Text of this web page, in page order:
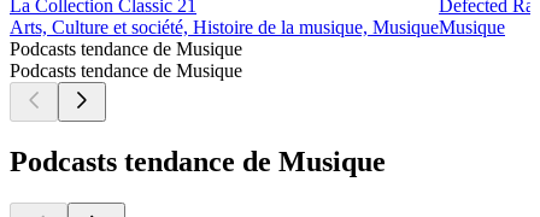
La Collection Classic 21
Arts, Culture et société, Histoire de la musique, Musique
Defected
Musique
Podcasts tendance de Musique
Podcasts tendance de Musique
Podcasts tendance de Musique